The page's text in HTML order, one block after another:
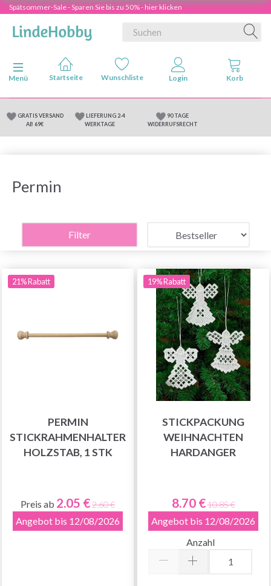
Spätsommer-Sale - Sparen Sie bis zu 50% - hier klicken
Anzeige ändern
Menü
GRATIS VERSAND
AB 69€
LIEFERUNG 2-4
WERKTAGE
90 TAGE
WIDERRUFSRECHT
Permin
Filter
21% Rabatt
PERMIN
STICKRAHMENHALTER
HOLZSTAB, 1 STK
Preis ab 2.05 €2.60 €
Angebot bis 12/08/2026
19% Rabatt
STICKPACKUNG
WEIHNACHTEN
HARDANGER
8.70 €10.85 €
Angebot bis 12/08/2026
Anzahl